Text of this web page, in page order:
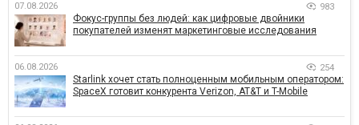
07.08.2026 983
Фокус-группы без людей: как цифровые двойники
покупателей изменят маркетинговые исследования
06.08.2026 254
Starlink хочет стать полноценным мобильным оператором:
SpaceX готовит конкурента Verizon, AT&T и T-Mobile